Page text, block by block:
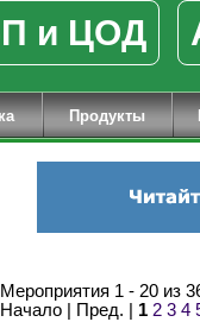
и ЦОД
Продукты
Мероприятия 1 - 20 из
Начало | Пред. | 1 2 3 4